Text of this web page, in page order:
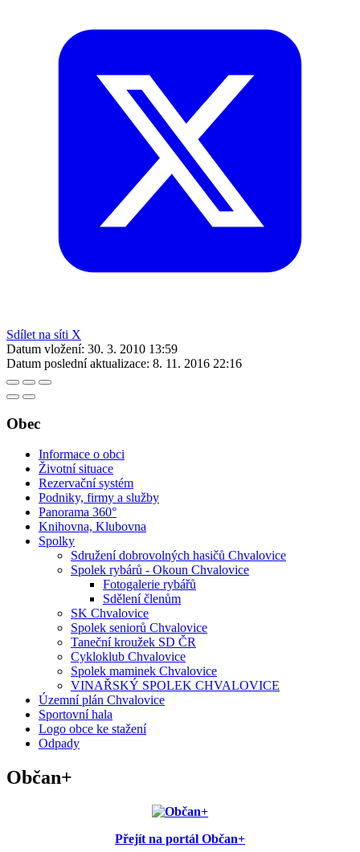
Sdílet na síti X
Datum vložení: 30. 3. 2010 13:59
Datum poslední aktualizace: 8. 11. 2016 22:16
Obec
Informace o obci
Životní situace
Rezervační systém
Podniky, firmy a služby
Panorama 360°
Knihovna, Klubovna
Spolky
Sdružení dobrovolných hasičů Chvalovice
Spolek rybárů - Okoun Chvalovice
Fotogalerie rybářů
Sdělení členům
SK Chvalovice
Spolek seniorů Chvalovice
Taneční kroužek SD ČR
Cykloklub Chvalovice
Spolek maminek Chvalovice
VINAŘSKÝ SPOLEK CHVALOVICE
Územní plán Chvalovice
Sportovní hala
Logo obce ke stažení
Odpady
Občan+
Přejít na portál Občan+